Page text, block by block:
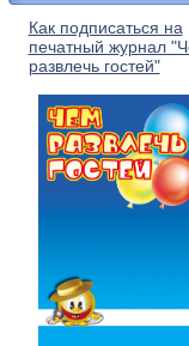
Как подписаться на
печатный журнал
развлечь гостей"